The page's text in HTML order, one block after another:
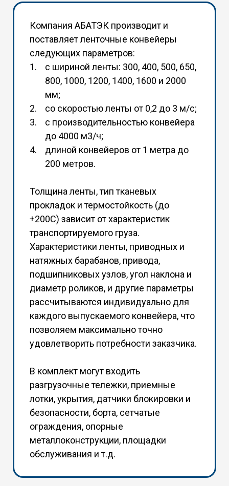
Компания АБАТЭК производит и
поставляет ленточные конвейеры
следующих параметров:
с шириной ленты: 300, 400, 500, 650,
800, 1000, 1200, 1400, 1600 и 2000
мм;
со скоростью ленты от 0,2 до 3 м/с;
с производительностью конвейера
до 4000 м3/ч;
длиной конвейеров от 1 метра до
200 метров.
Толщина ленты, тип тканевых
прокладок и термостойкость (до
+200С) зависит от характеристик
транспортируемого груза.
Характеристики ленты, приводных и
натяжных барабанов, привода,
подшипниковых узлов, угол наклона и
диаметр роликов, и другие параметры
рассчитываются индивидуально для
каждого выпускаемого конвейера, что
позволяем максимально точно
удовлетворить потребности заказчика.
В комплект могут входить
разгрузочные тележки, приемные
лотки, укрытия, датчики блокировки и
безопасности, борта, сетчатые
ограждения, опорные
металлоконструкции, площадки
обслуживания и т.д.